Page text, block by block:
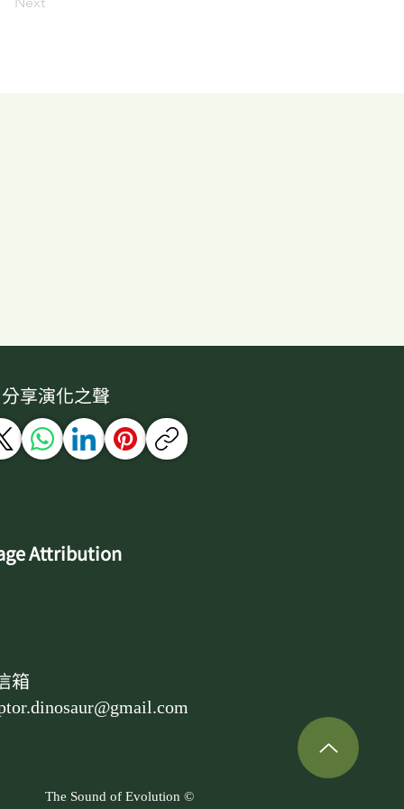
分享演化之聲
Attribution
箱
The Sound of Evolution ©